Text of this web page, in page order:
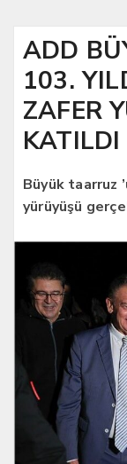
ADD
103.
ZAFER
KATILDI
Büyük taarruz
yürüyüşü